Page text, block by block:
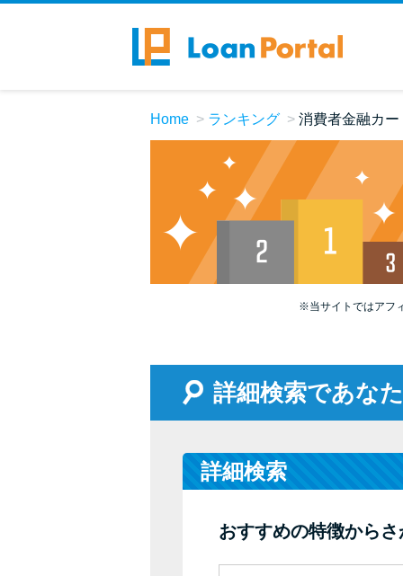
Home ランキング 消費者金融カ
※当サイトではアフ
詳細検索であな
詳細検索
おすすめの特徴からさ